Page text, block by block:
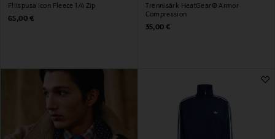
Fliispusa Icon Fleece 1/4 Zip
Original Price
65,00 €
Trennisärk HeatGear® Armor
Compression
Original Price
35,00 €